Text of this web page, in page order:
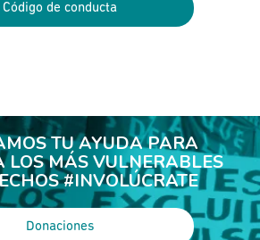
Código de conducta
TU AYUDA PARA
LOS MÁS VULNERABLES
#INVOLÚCRATE
Donaciones